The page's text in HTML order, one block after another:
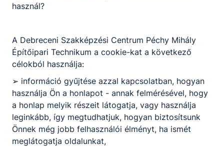
használ?
A Debreceni Szakképzési Centrum Péchy Mihály
Építőipari Technikum a cookie-kat a következő
célokból használja:
➢ információ gyűjtése azzal kapcsolatban, hogyan
használja Ön a honlapot - annak felmérésével, hogy
a honlap melyik részeit látogatja, vagy használja
leginkább, így megtudhatjuk, hogyan biztosítsunk
Önnek még jobb felhasználói élményt, ha ismét
meglátogatja oldalunkat,